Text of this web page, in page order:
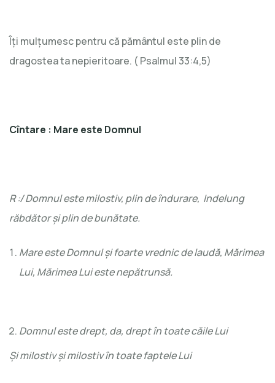
Îți mulțumesc pentru că pământul este plin de
dragostea ta nepieritoare. ( Psalmul 33:4,5)
Cîntare : Mare este Domnul
R :/ Domnul este milostiv, plin de îndurare, Indelung
răbdător şi plin de bunătate.
Mare este Domnul şi foarte vrednic de laudă, Mărimea
Lui, Mărimea Lui este nepătrunsă.
Domnul este drept, da, drept în toate căile Lui
Și milostiv și milostiv în toate faptele Lui